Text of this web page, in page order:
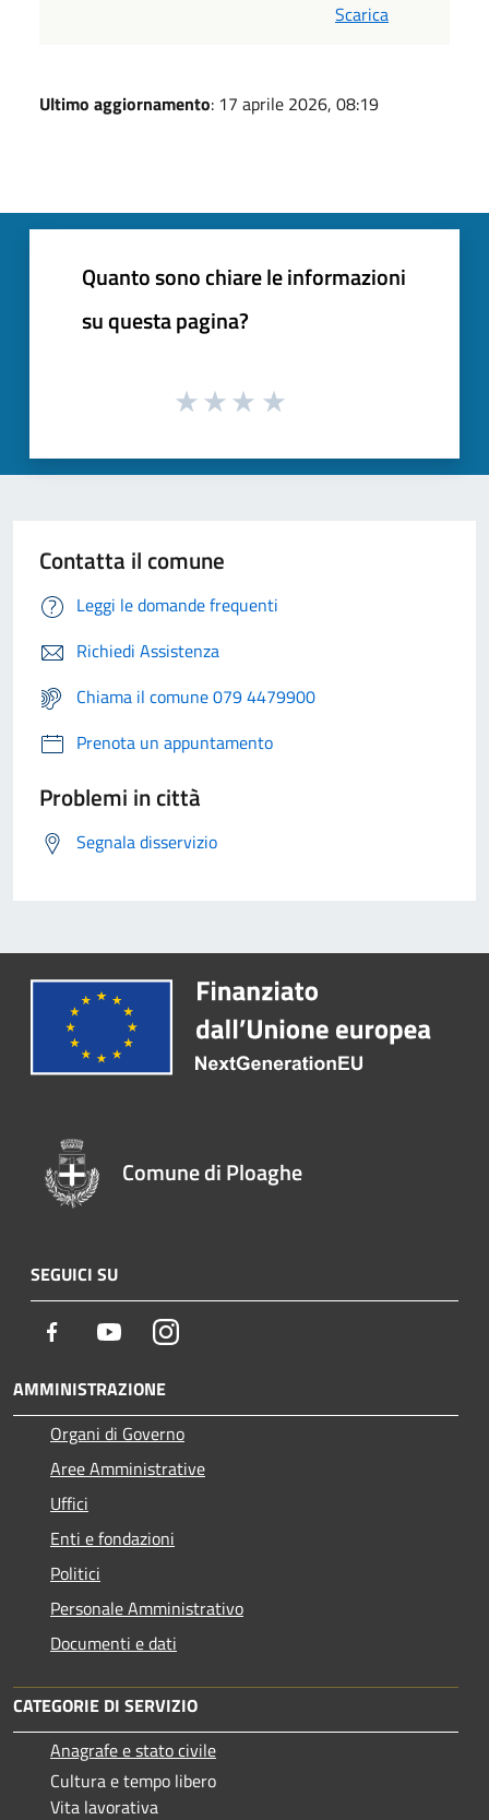
Scarica
Ultimo aggiornamento: 17 aprile 2026, 08:19
Quanto sono chiare le informazioni
su questa pagina?
Contatta il comune
Leggi le domande frequenti
Richiedi Assistenza
Chiama il comune 079 4479900
Prenota un appuntamento
Problemi in città
Segnala disservizio
Comune di Ploaghe
SEGUICI SU
Facebook YoutubeInstagram
AMMINISTRAZIONE
Organi di Governo
Aree Amministrative
Uffici
Enti e fondazioni
Politici
Personale Amministrativo
Documenti e dati
CATEGORIE DI SERVIZIO
Anagrafe e stato civile
Cultura e tempo libero
Vita lavorativa